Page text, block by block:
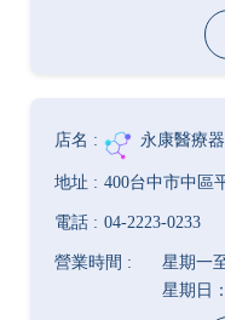
永康醫療
400台中市中區
04-2223-0233
星期一
星期日